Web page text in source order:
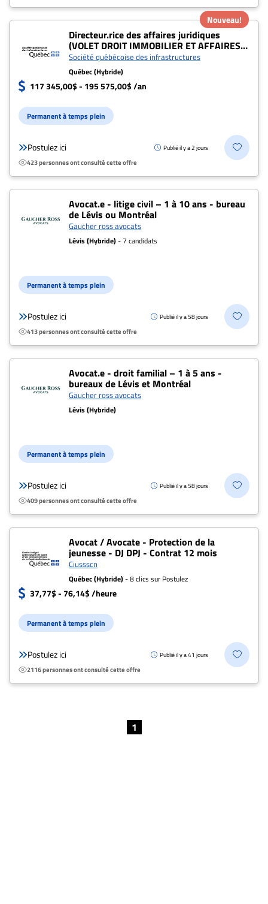
Solutions de
recrutements
TROUVEZ-
joindre
propos
Infolettre
Politique de
confidentialité
Nouveau!
Directeur.rice des affaires juridiques
(VOLET DROIT IMMOBILIER ET AFFAIRES
CONTENTIEUSES) (#004809)
Société québécoise des infrastructures
Québec (Hybride)
117 345,00$ - 195 575,00$ /an
Permanent à temps plein
Postulez ici Publié il y a 2 jours
423 personnes ont consulté cette offre
Avocat.e - litige civil – 1 à 10 ans - bureau
de Lévis ou Montréal
Gaucher ross avocats
Lévis (Hybride)- 7 candidats
Permanent à temps plein
Postulez ici Publié il y a 58 jours
413 personnes ont consulté cette offre
Avocat.e - droit familial – 1 à 5 ans -
bureaux de Lévis et Montréal
Gaucher ross avocats
Lévis (Hybride)
Permanent à temps plein
Postulez ici Publié il y a 58 jours
409 personnes ont consulté cette offre
Avocat / Avocate - Protection de la
jeunesse - DJ DPJ - Contrat 12 mois
Ciussscn
Québec (Hybride)- 8 clics sur Postulez
37,77$ - 76,14$ /heure
Permanent à temps plein
Postulez ici Publié il y a 41 jours
2116 personnes ont consulté cette offre
1